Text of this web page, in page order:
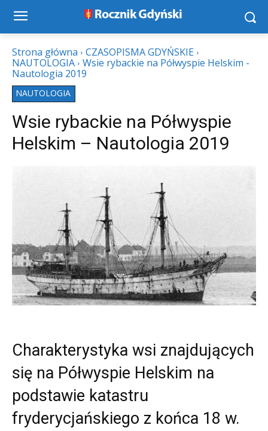
Strona główna
CZASOPISMA GDYŃSKIE
NAUTOLOGIA Wsie rybackie na Półwyspie Helskim -
Nautologia 2019
NAUTOLOGIA
Wsie rybackie na Półwyspie
Helskim – Nautologia 2019
Charakterystyka wsi znajdujących
się na Półwyspie Helskim na
podstawie katastru
fryderycjańskiego z końca 18 w.